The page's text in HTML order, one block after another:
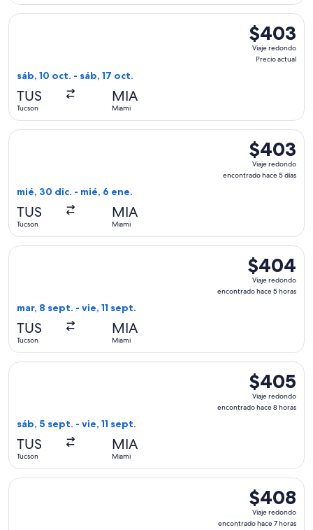
$403
Viaje
redondo,
$403
Viaje redondo
Precio actual
sáb, 10 oct. - sáb, 17 oct.
TUS
Tucson
MIA
Miami
Seleccionar vuelo de American Airlines, con salida el sáb,
$403
Viaje
redondo,
$403
Viaje redondo
encontrado hace 5 días
mié, 30 dic. - mié, 6 ene.
TUS
Tucson
MIA
Miami
Seleccionar vuelo de Sun Country Airlines, con salida el
$404
Viaje
redondo,
$404
Viaje redondo
encontrado hace 5 horas
mar, 8 sept. - vie, 11 sept.
TUS
Tucson
MIA
Miami
Seleccionar vuelo de American Airlines, con salida el mar,
$405
Viaje
redondo,
$405
Viaje redondo
encontrado hace 8 horas
sáb, 5 sept. - vie, 11 sept.
TUS
Tucson
MIA
Miami
Seleccionar vuelo de American Airlines, con salida el sáb,
$408
Viaje
redondo,
$408
Viaje redondo
encontrado hace 7 horas
Seleccionar vuelo de Southwest Airlines, con salida el mié,